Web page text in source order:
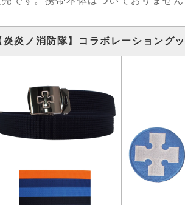
炎炎ノ消防隊】コラボレーショング